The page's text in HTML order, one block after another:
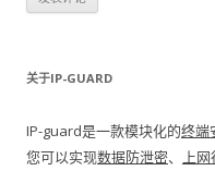
关于IP-GUARD
IP-guard是一款模块化的终端
您可以实现数据防泄密、 上